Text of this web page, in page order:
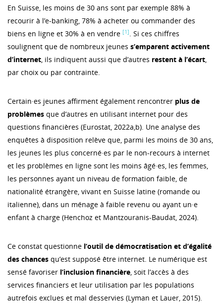
En Suisse, les moins de 30 ans sont par exemple 88% à
recourir à l’e-banking, 78% à acheter ou commander des
biens en ligne et 30% à en vendre [1]. Si ces chiffres
soulignent que de nombreux jeunes s’emparent activement
d’internet, ils indiquent aussi que d’autres restent à l’écart,
par choix ou par contrainte.
Certain·es jeunes affirment également rencontrer plus de
problèmes que d’autres en utilisant internet pour des
questions financières (Eurostat, 2022a,b). Une analyse des
enquêtes à disposition relève que, parmi les moins de 30 ans,
les jeunes les plus concerné·es par le non-recours à internet
et les problèmes en ligne sont les moins âgé·es, les femmes,
les personnes ayant un niveau de formation faible, de
nationalité étrangère, vivant en Suisse latine (romande ou
italienne), dans un ménage à faible revenu ou ayant un·e
enfant à charge (Henchoz et Mantzouranis-Baudat, 2024).
Ce constat questionne l’outil de démocratisation et d’égalité
des chances qu’est supposé être internet. Le numérique est
sensé favoriser l’inclusion financière, soit l’accès à des
services financiers et leur utilisation par les populations
autrefois exclues et mal desservies (Lyman et Lauer, 2015).